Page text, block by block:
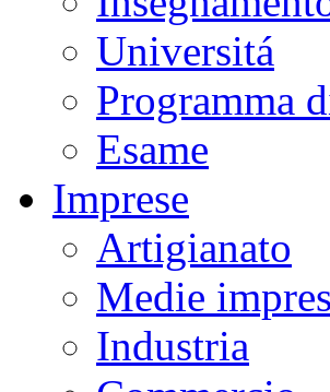
Universitá
Programma
Esame
Imprese
Artigianato
Medie
Industria